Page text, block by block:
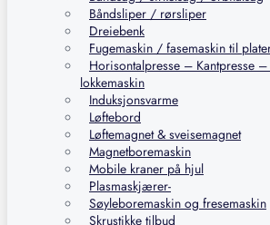
Båndsliper / rørsliper
Dreiebenk
Fugemaskin / fasemaskin til
Horisontalpresse – Kantpresse
lokkemaskin
Induksjonsvarme
Løftebord
Løftemagnet & sveisemagnet
Magnetboremaskin
Mobile kraner på hjul
Plasmaskjærer-
Søyleboremaskin og fresemaskin
Skrustikke tilbud